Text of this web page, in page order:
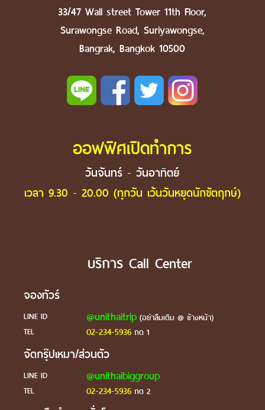
33/47 Wall street Tower 11th Floor,
Surawongse Road, Suriyawongse,
Bangrak, Bangkok 10500
ออฟฟิศเปิดทำการ
วันจันทร์ - วันอาทิตย์
เวลา 9.30 - 20.00 (ทุกวัน เว้นวันหยุดนักขัตฤกษ์)
บริการ Call Center
จองทัวร์
LINE ID @unithaitrip(อย่าลืมเติม @ ข้างหน้า)
TEL
02-234-5936กด 1
จัดกรุ๊ปเหมา/ส่วนตัว
LINE ID @unithaibiggroup
TEL 02-234-5936กด 2